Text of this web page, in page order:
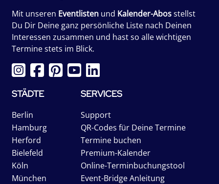
Mit unseren Eventlisten und Kalender-Abosstellst
Du Dir Deine ganz persönliche Liste nach Deinen
Interessen zusammen und hast so alle wichtigen
Termine stets im Blick.
STÄDTE
Berlin
Hamburg
Herford
Bielefeld
Köln
München
SERVICES
Support
QR-Codes für Deine Termine
Termine buchen
Premium-Kalender
Online-Terminbuchungstool
Event-Bridge Anleitung